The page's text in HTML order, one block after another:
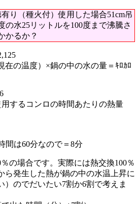
り（種火付）使用した場合51cm吊
の水25リットルを100度まで沸騰さ
かるか？
在の温度）×鍋の中の水の量＝ｷﾛｶﾛ
するコンロの時間あたりの熱量
は60分なので＝8分
の場合です。実際には熱交換100％
ら発生した熱が鍋の中の水温上昇に
）のでだいたい7割か6割で考えま